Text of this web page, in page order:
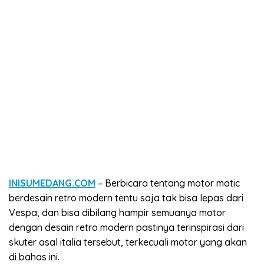
INISUMEDANG.COM – Berbicara tentang motor matic
berdesain retro modern tentu saja tak bisa lepas dari
Vespa, dan bisa dibilang hampir semuanya motor
dengan desain retro modern pastinya terinspirasi dari
skuter asal italia tersebut, terkecuali motor yang akan
di bahas ini.